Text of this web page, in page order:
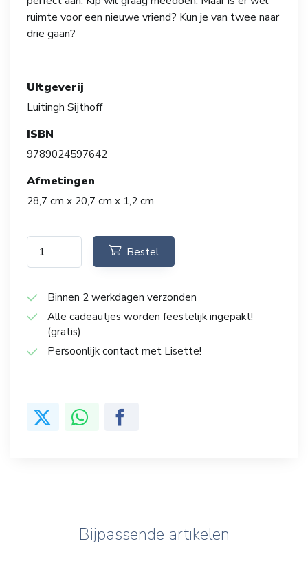
ruimte voor een nieuwe vriend? Kun je van twee naar
drie gaan?
Uitgeverij
Luitingh Sijthoff
ISBN
9789024597642
Afmetingen
28,7 cm x 20,7 cm x 1,2 cm
Bestel
Binnen 2 werkdagen verzonden
Alle cadeautjes worden feestelijk ingepakt!
(gratis)
Persoonlijk contact met Lisette!
Bijpassende artikelen